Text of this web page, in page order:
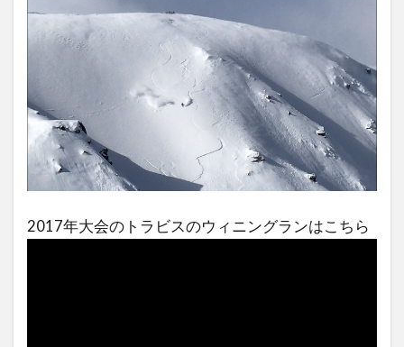
2017年大会のトラビスのウィニングランはこちら